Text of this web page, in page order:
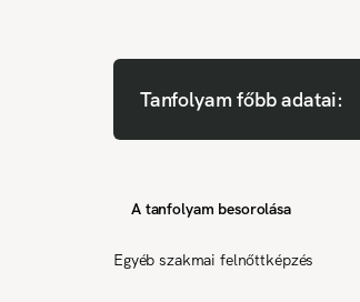
Tanfolyam főbb adatai:
A tanfolyam besorolása
Egyéb szakmai felnőttképzés